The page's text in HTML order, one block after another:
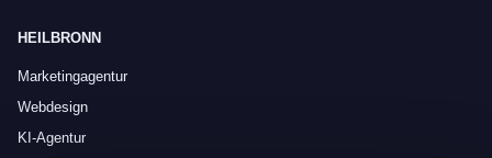
HEILBRONN
Marketingagentur
Webdesign
KI-Agentur